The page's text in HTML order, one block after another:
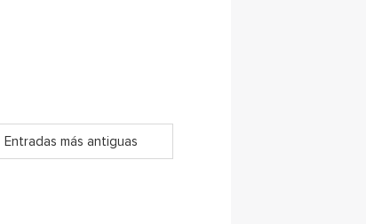
Entradas más antiguas